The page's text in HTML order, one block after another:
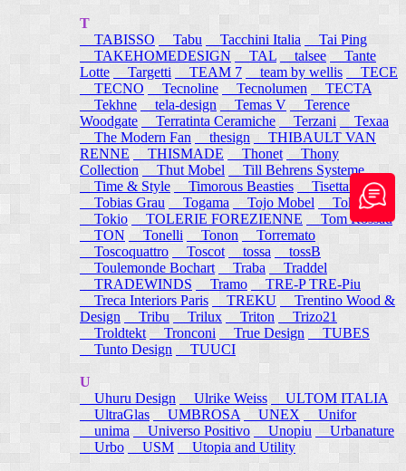
T
TABISSO
Tabu Tacchini Italia
Tai Ping
TAKEHOMEDESIGN
TAL talsee
Tante
Lotte
Targetti TEAM 7 team by wellis
TECE
TECNO
Tecnoline Tecnolumen
TECTA
Tekhne
tela-design Temas V
Terence
Woodgate
Terratinta Ceramiche Terzani
Texaa
The Modern Fan
thesign
THIBAULT VAN
RENNE
THISMADE Thonet
Thony
Collection
Thut Mobel
Till Behrens Systeme
Time & Style
Timorous Beasties
Tisettanta
Tobias Grau
Togama Tojo Mobel
Token
Tokio
TOLERIE FOREZIENNE
Tom Rossau
TON
Tonelli Tonon
Torremato
Toscoquattro
Toscot tossa
tossB
Toulemonde Bochart
Traba
Traddel
TRADEWINDS
Tramo
TRE-P TRE-Piu
Treca Interiors Paris
TREKU
Trentino Wood &
Design
Tribu Trilux Triton
Trizo21
Troldtekt Tronconi True Design
TUBES
Tunto Design
TUUCI
U
Uhuru Design
Ulrike Weiss
ULTOM ITALIA
UltraGlas
UMBROSA UNEX
Unifor
unima
Universo Positivo Unopiu
Urbanature
Urbo
USM Utopia and Utility